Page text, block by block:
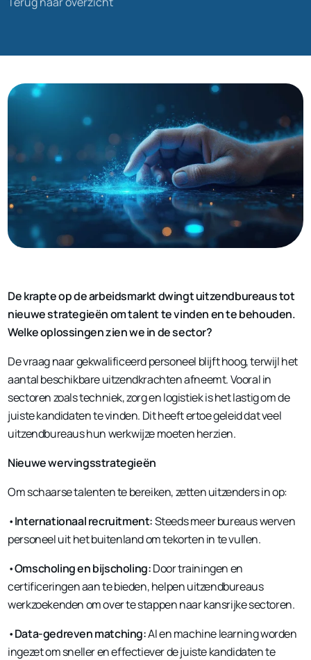
De krapte op de arbeidsmarkt dwingt uitzendbureaus tot
nieuwe strategieën om talent te vinden en te behouden.
Welke oplossingen zien we in de sector?
De vraag naar gekwalificeerd personeel blijft hoog, terwijl het
aantal beschikbare uitzendkrachten afneemt. Vooral in
sectoren zoals techniek, zorg en logistiek is het lastig om de
juiste kandidaten te vinden. Dit heeft ertoe geleid dat veel
uitzendbureaus hun werkwijze moeten herzien.
Nieuwe wervingsstrategieën
Om schaarse talenten te bereiken, zetten uitzenders in op:
•Internationaal recruitment:Steeds meer bureaus werven
personeel uit het buitenland om tekorten in te vullen.
•Omscholing en bijscholing:Door trainingen en
certificeringen aan te bieden, helpen uitzendbureaus
werkzoekenden om over te stappen naar kansrijke sectoren.
•Data-gedreven matching:AI en machine learning worden
ingezet om sneller en effectiever de juiste kandidaten te